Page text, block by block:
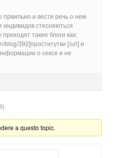
првильно и вести речь о нем
индивидов стесняються
такие блоги как:
392]проститутки [/url] и
о сексе и не
a questo topic.